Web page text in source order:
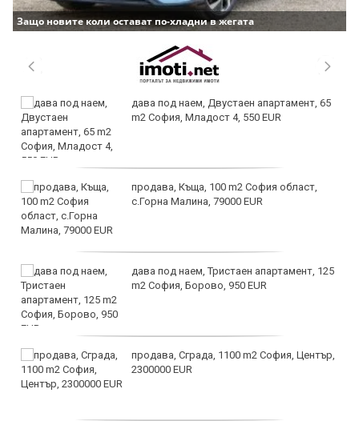
Защо новите коли остават по-хладни в жегата
дава под наем, Двустаен апартамент, 65
m2 София, Младост 4, 550 EUR
продава, Къща, 100 m2 София област,
с.Горна Малина, 79000 EUR
дава под наем, Тристаен апартамент, 125
m2 София, Борово, 950 EUR
продава, Сграда, 1100 m2 София, Център,
2300000 EUR